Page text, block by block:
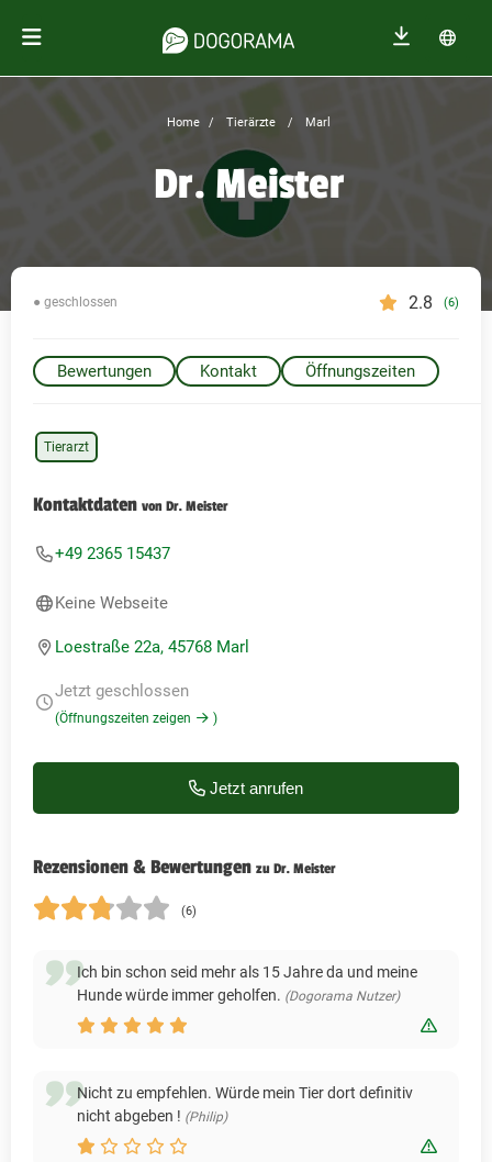
Home Tierärzte Marl
Dr. Meister
2.8 (6)
● geschlossen
Bewertungen Kontakt Öffnungszeiten
Tierarzt
Kontaktdaten von Dr. Meister
+49 2365 15437
Keine Webseite
Loestraße 22a, 45768 Marl
Jetzt geschlossen
(Öffnungszeiten zeigen )
Jetzt anrufen
Rezensionen & Bewertungen zu Dr. Meister
(6)
Ich bin schon seid mehr als 15 Jahre da und meine
Hunde würde immer geholfen. (Dogorama Nutzer)
Nicht zu empfehlen. Würde mein Tier dort definitiv
nicht abgeben ! (Philip)